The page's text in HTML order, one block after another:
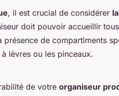
, il est crucial de considérer
doit pouvoir accueillir
présence de compartiments
lèvres ou les pinceaux.
de votre organiseur